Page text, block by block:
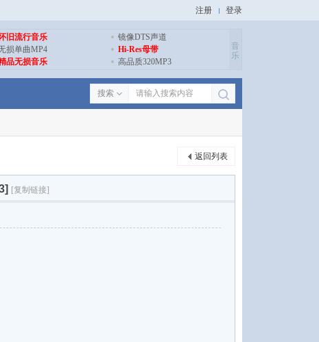
注册 登录
旧流行音乐
镜像DTS声道
损单曲MP4
Hi-Res母带
品无损音乐
高品质320MP3
音
乐
搜索
返回列表
[复制链接]